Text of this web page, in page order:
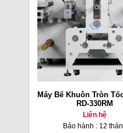
Máy Bế Khuôn Tròn
RD-330RM
Liên hệ
Bảo hành : 12